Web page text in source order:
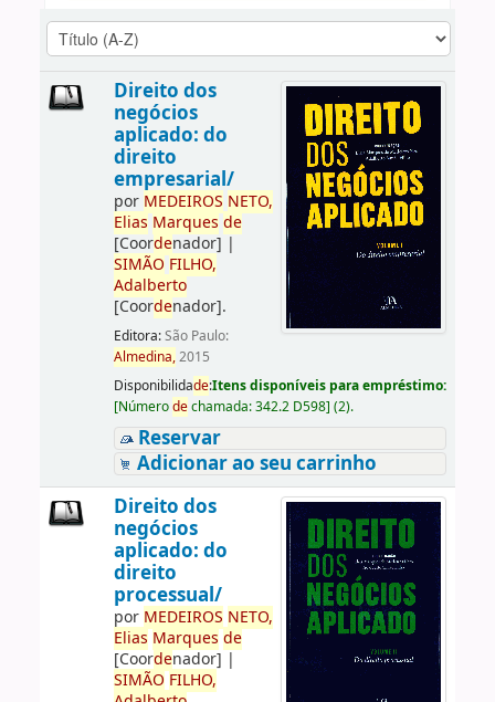
Direito dos
negócios
aplicado: do
direito
empresarial/
por MEDEIROS NETO,
Elias Marques de
[Coordenador] |
SIMÃO FILHO,
Adalberto
[Coordenador].
Editora:São Paulo:
Almedina,2015
Disponibilidade:Itens disponíveis para empréstimo:
[Númerodechamada:342.2 D598] (2).
Reservar
Adicionar ao seu carrinho
Direito dos
negócios
aplicado: do
direito
processual/
por MEDEIROS NETO,
Elias Marques de
[Coordenador] |
SIMÃO FILHO,